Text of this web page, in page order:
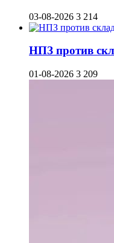
03-08-2026 3 214
НПЗ против
01-08-2026 3 209